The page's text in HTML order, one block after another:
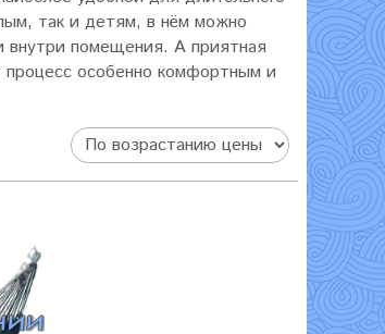
так и детям, в нём можно
внутри помещения. А приятная
процесс особенно комфортным и